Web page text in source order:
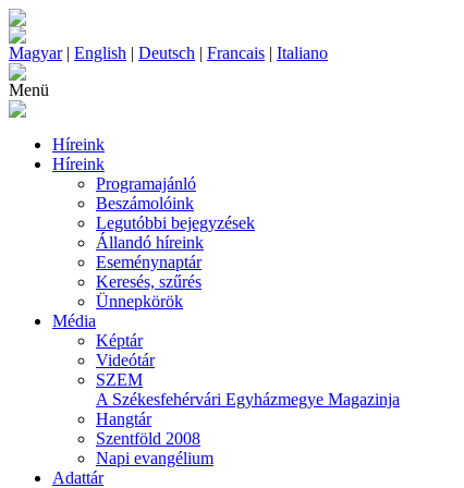
Magyar| English | Deutsch | Francais | Italiano
Menü
Híreink
Híreink
Programajánló
Beszámolóink
Legutóbbi bejegyzések
Állandó híreink
Eseménynaptár
Keresés, szűrés
Ünnepkörök
Média
Képtár
Videótár
SZEM
A Székesfehérvári Egyházmegye Magazinja
Hangtár
Szentföld 2008
Napi evangélium
Adattár